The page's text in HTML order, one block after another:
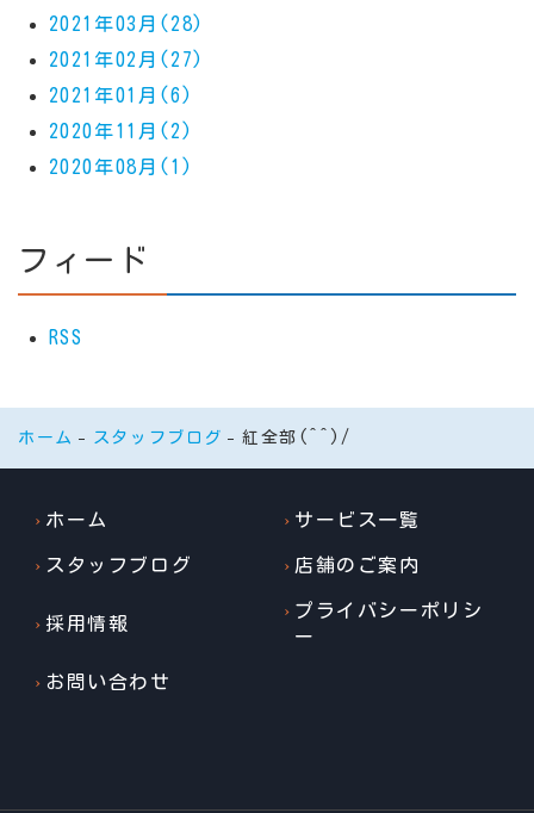
2021年03月(28)
2021年02月(27)
2021年01月(6)
2020年11月(2)
2020年08月(1)
フィード
RSS
ホーム スタッフブログ 紅全部(^^)/
ホーム サービス一覧
スタッフブログ 店舗のご案内
採用情報
プライバシーポリシ
ー
お問い合わせ